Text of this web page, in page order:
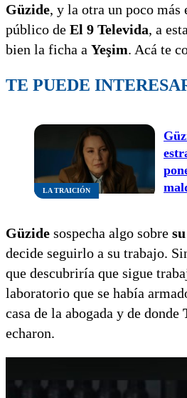
Güzide, y la otra un poco más
público de El 9 Televida, a
bien la ficha a Yeşim. Acá te
TE PUEDE
LA TRAICIÓN
Güzide sospecha algo sobre
decide seguirlo a su trabajo.
que descubriría que sigue
laboratorio que se había
casa de la abogada y de donde
echaron.